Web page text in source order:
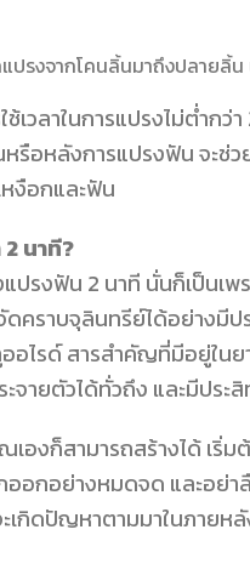
ปรงจากโคนลิ้นมาถึงปลายลิ้น
วลาในการแปรงไม่ต่ำกว่า
รือหลังการแปรงฟัน จะช่
งือกและฟัน
นาที?
รงฟัน 2 นาที นั่นก็เป็นเพ
คราบจุลินทรีย์ได้อย่างมี
อไรด์ สารสำคัญที่มีอยู่ใ
จายตัวได้ทั่วถึง และมีปร
องก็สามารถสร้างได้ เริ่
อกอย่างหมดจด และอย่
เกิดปัญหาตามมาในภายห